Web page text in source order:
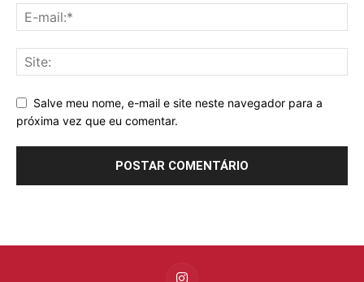
Salve meu nome, e-mail e site neste navegador para a
próxima vez que eu comentar.